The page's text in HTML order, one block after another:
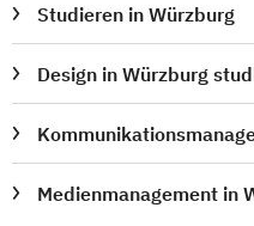
Studieren in Würzburg
Design in Würzburg
Medienmanagement in